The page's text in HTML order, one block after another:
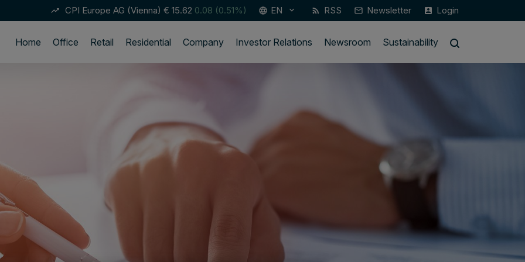
trending_up CPI Europe AG (Vienna) € 15.62 0.08 (0.51%) language EN keyboard_arrow_down rss_feed RSS mail_outline Newsletter account_box Login
Home Office Retail Residential Company Investor Relations Newsroom Sustainability